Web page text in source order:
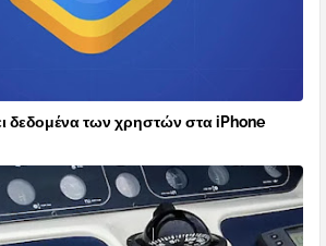
δεδομένα των χρηστών στα iPhone